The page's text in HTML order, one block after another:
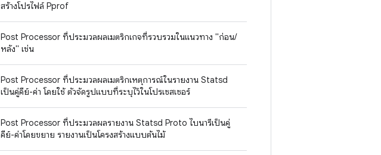
สร้างโปรไฟล์ Pprof
Post Processor ที่ประมวลผลเมตริกเกจที่รวบรวมในแนวทาง "ก่อน/
หลัง" เช่น
Post Processor ที่ประมวลผลเมตริกเหตุการณ์ในรายงาน Statsd
เป็นคู่คีย์-ค่า โดยใช้ ตัวจัดรูปแบบที่ระบุไว้ในโปรเซสเซอร์
Post Processor ที่ประมวลผลรายงาน Statsd Proto ไบนารีเป็นคู่
คีย์-ค่าโดยขยาย รายงานเป็นโครงสร้างแบบต้นไม้